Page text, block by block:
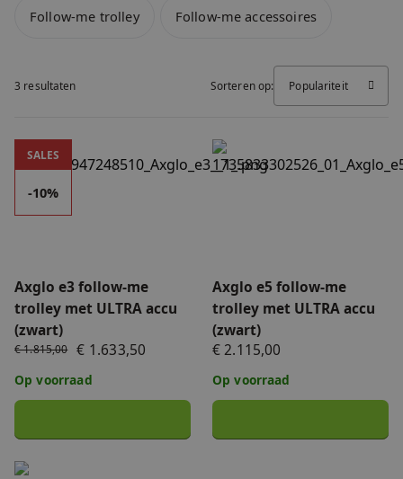
Accu's & Acculaders
Over ons
Nieuws
Follow-me trolley Follow-me accessoires
3 resultaten Sorteren op: Populariteit
SALES
-10%
Axglo e3 follow-me
trolley met ULTRA accu
(zwart)
€ 1.815,00 € 1.633,50
Op voorraad
Axglo e3 follow-me trolley met ULTRA accu (zwart)
Axglo e5 follow-me
trolley met ULTRA accu
(zwart)
€ 2.115,00
Op voorraad
Axglo e5 follow-me trolley
Axglo ULTRA accu (zwart) 14,0Ah